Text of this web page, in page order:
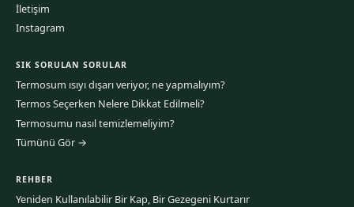
İletişim
Instagram
SIK SORULAN SORULAR
Termosum ısıyı dışarı veriyor, ne yapmalıyım?
Termos Seçerken Nelere Dikkat Edilmeli?
Termosumu nasıl temizlemeliyim?
Tümünü Gör →
REHBER
Yeniden Kullanılabilir Bir Kap, Bir Gezegeni Kurtarır